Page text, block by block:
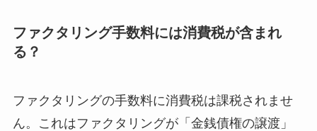
ファクタリング手数料には消費税が含まれ
る？
ファクタリングの手数料に消費税は課税されませ
ん。これはファクタリングが「金銭債権の譲渡」